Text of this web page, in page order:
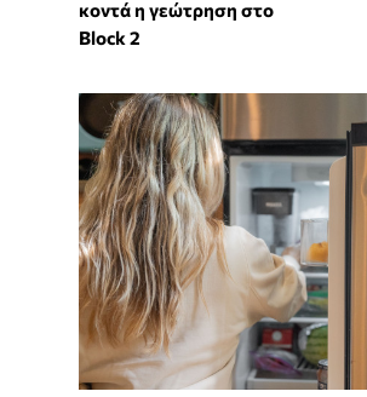
κοντά η γεώτρηση στο
Block 2